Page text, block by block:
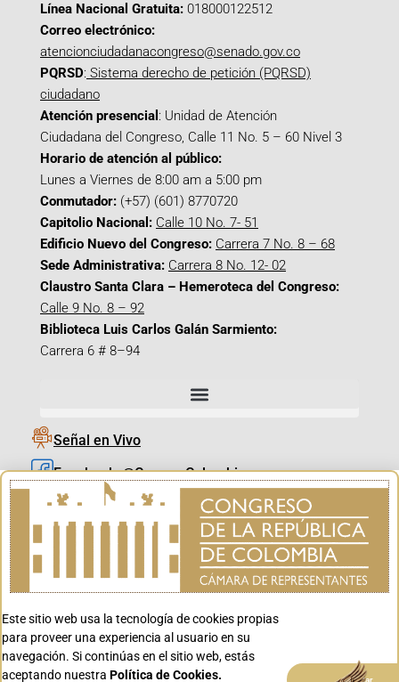
Línea Nacional Gratuita: 018000122512
Correo electrónico:
atencionciudadanacongreso@senado.gov.co
PQRSD: Sistema derecho de petición (PQRSD)
ciudadano
Atención presencial : Unidad de Atención
Ciudadana del Congreso, Calle 11 No. 5 – 60 Nivel 3
Horario de atención al público:
Lunes a Viernes de 8:00 am a 5:00 pm
Conmutador: (+57) (601) 8770720
Capitolio Nacional: Calle 10 No. 7- 51
Edificio Nuevo del Congreso: Carrera 7 No. 8 – 68
Sede Administrativa: Carrera 8 No. 12- 02
Claustro Santa Clara – Hemeroteca del Congreso:
Calle 9 No. 8 – 92
Biblioteca Luis Carlos Galán Sarmiento:
Carrera 6 # 8–94
Señal en Vivo
Facebook_@CamaraColombia
Instagram_@CamaraColombia
X_@CamaraColombia
Youtube_@CamaraColombia
Youtube_@CanalCongreso
Este sitio web usa la tecnología de cookies propias
para proveer una experiencia al usuario en su
navegación. Si continúas en el sitio web, estás
aceptando nuestra Política de Cookies. Aceptar